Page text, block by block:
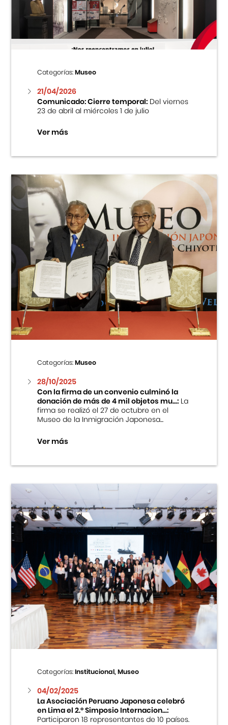
Centro Cultural Peruano Japonés
Museo de la Inmigración Japonesa
Fondo Editorial
Teatro Peruano Japonés
Categorías:Museo
21/04/2026
Comunicado: Cierre temporal:Del viernes
23 de abril al miércoles 1 de julio
Ver más
Categorías:Museo
28/10/2025
Con la firma de un convenio culminó la
donación de más de 4 mil objetos mu...:La
firma se realizó el 27 de octubre en el
Museo de la Inmigración Japonesa...
Ver más
Categorías:Institucional, Museo
04/02/2025
La Asociación Peruano Japonesa celebró
en Lima el 2.º Simposio Internacion...:
Participaron 18 representantes de 10 países.